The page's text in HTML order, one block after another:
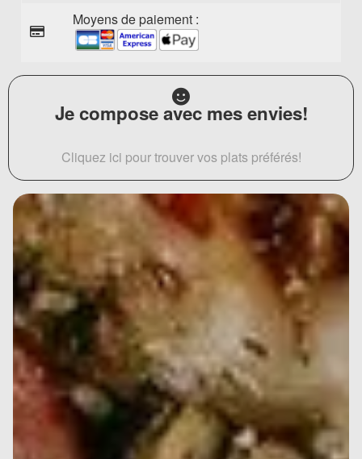
Moyens de paiement :
Je compose avec mes envies!
Cliquez ici pour trouver vos plats préférés!